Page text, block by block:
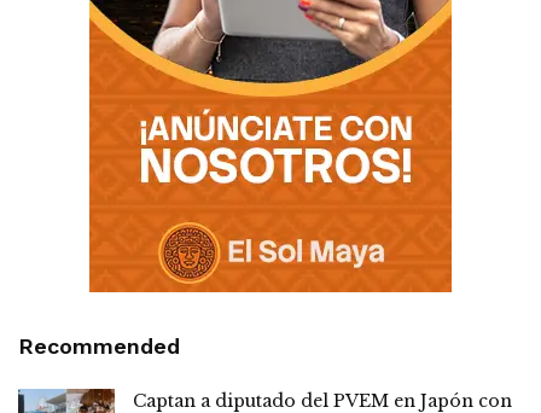
Recommended
Captan a diputado del PVEM en Japón con